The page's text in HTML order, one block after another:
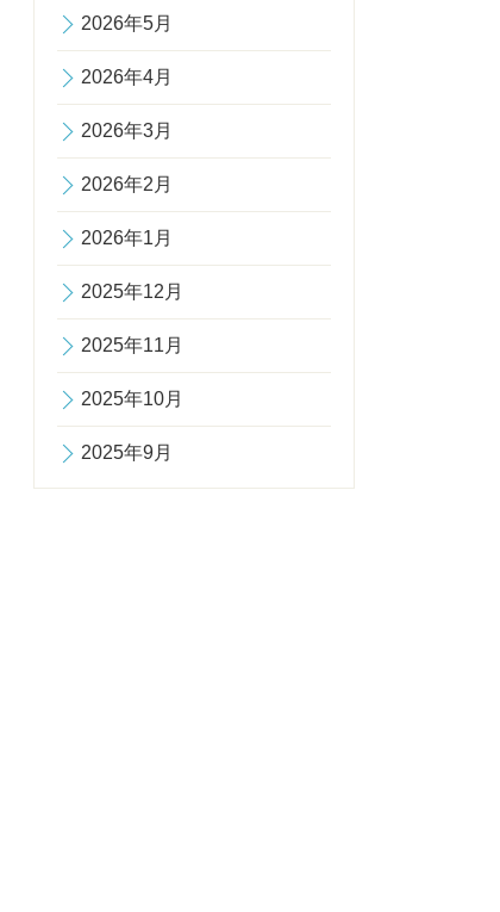
2026年5月
2026年4月
2026年3月
2026年2月
2026年1月
2025年12月
2025年11月
2025年10月
2025年9月